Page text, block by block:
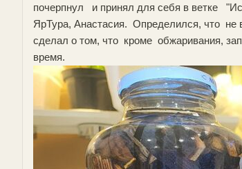
почерпнул и принял для себя в ветке
ЯрТура, Анастасия. Определился, что
сделал о том, что кроме обжаривания,
время.